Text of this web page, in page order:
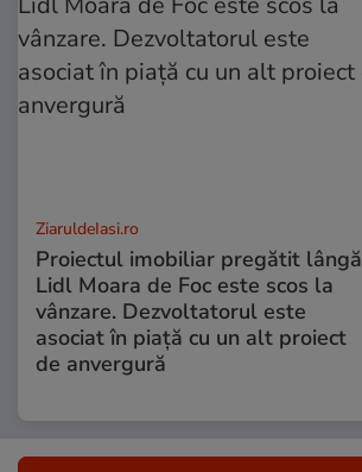
ZiaruldeIasi.ro
Proiectul imobiliar pregătit lângă
Lidl Moara de Foc este scos la
vânzare. Dezvoltatorul este
asociat în piață cu un alt proiect
de anvergură